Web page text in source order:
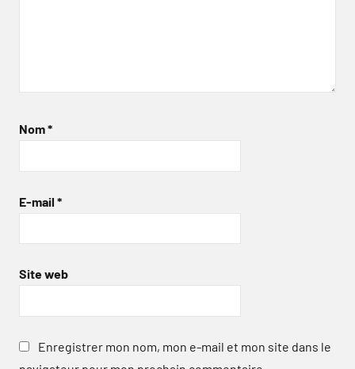
Nom*
E-mail *
Site web
Enregistrer mon nom, mon e-mail et mon site dans le